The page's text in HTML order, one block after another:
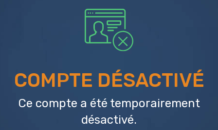
COMPTE DÉSACTIVÉ
Ce compte a été temporairement
désactivé.